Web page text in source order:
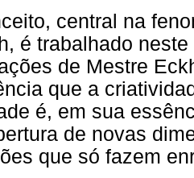
central na
é trabalhado
de Mestre
que a
é, em sua
de novas
que só fazem